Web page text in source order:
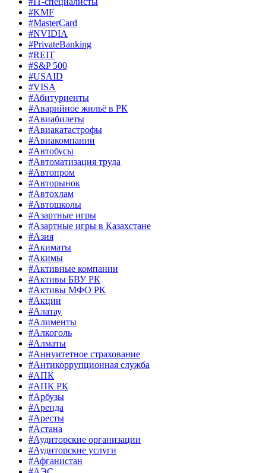
#KMF
#MasterCard
#NVIDIA
#PrivateBanking
#REIT
#S&P 500
#USAID
#VISA
#Абитуриенты
#Аварийное жильё в РК
#Авиабилеты
#Авиакатастрофы
#Авиакомпании
#Автобусы
#Автоматизация труда
#Автопром
#Авторынок
#Автохлам
#Автошколы
#Азартные игры
#Азартные игры в Казахстане
#Азия
#Акиматы
#Акимы
#Активные компании
#Активы БВУ РК
#Активы МФО РК
#Акции
#Алатау
#Алименты
#Алкоголь
#Алматы
#Аннуитетное страхование
#Антикоррупционная служба
#АПК
#АПК РК
#Арбузы
#Аренда
#Аресты
#Астана
#Аудиторские организации
#Аудиторские услуги
#Афганистан